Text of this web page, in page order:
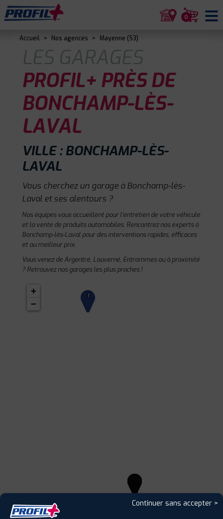
0
Accueil > Nos agences > Mayenne (53)
LES GARAGES
PROFIL+ PRÈS DE
BONCHAMP-LÈS-
LAVAL
VILLE : BONCHAMP-LÈS-
LAVAL
Vous cherchez un garage à Bonchamp-lès-
Laval et ses alentours ?
Nos équipes vous accueillent pour l'entretien de votre véhicule
et la vente de produits automobiles. Rencontrez nos experts à
Bonchamp-lès-Laval pour des interventions rapides, efficaces
et au meilleur prix.
Vous venez de Argentré, Louverné, Entrammes ou à proximité
? Retrouvez nos garages les plus proches !
1
+
−
Continuer sans accepter >